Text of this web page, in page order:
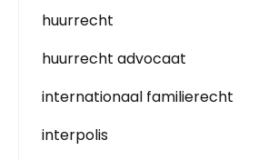
huurrecht
huurrecht advocaat
internationaal familierecht
interpolis